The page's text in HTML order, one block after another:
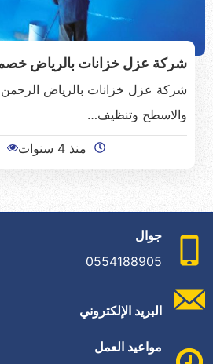
شركة عزل خزانات بالرياض
شركة عزل خزانات بالرياض الرحمن
والاسطح وتنظيف…
منذ 4 سنوات
جوال
0554188905
البريد الإلكتروني
مواعيد العمل